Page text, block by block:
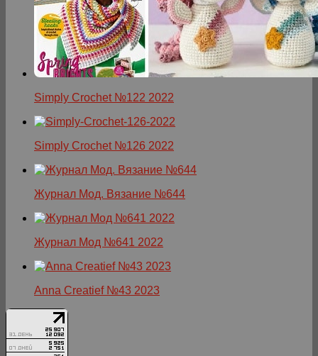
Simply Crochet №122 2022
Simply Crochet №126 2022
Журнал Мод. Вязание №644
Журнал Мод №641 2022
Anna Creatief №43 2023